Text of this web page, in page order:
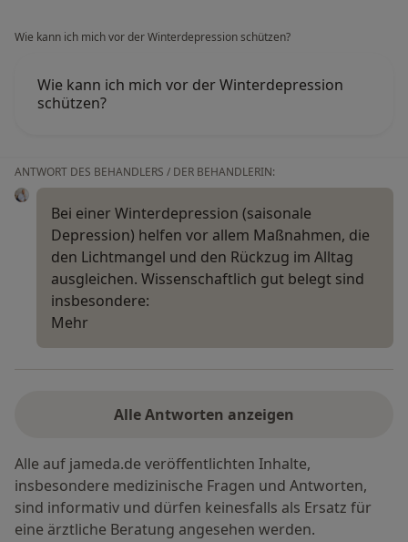
Wie kann ich mich vor der Winterdepression schützen?
Wie kann ich mich vor der Winterdepression
schützen?
ANTWORT DES BEHANDLERS / DER BEHANDLERIN:
Bei einer Winterdepression (saisonale
Depression) helfen vor allem Maßnahmen, die
den Lichtmangel und den Rückzug im Alltag
ausgleichen. Wissenschaftlich gut belegt sind
insbesondere:
Mehr
Alle Antworten anzeigen
Alle auf jameda.de veröffentlichten Inhalte,
insbesondere medizinische Fragen und Antworten,
sind informativ und dürfen keinesfalls als Ersatz für
eine ärztliche Beratung angesehen werden.